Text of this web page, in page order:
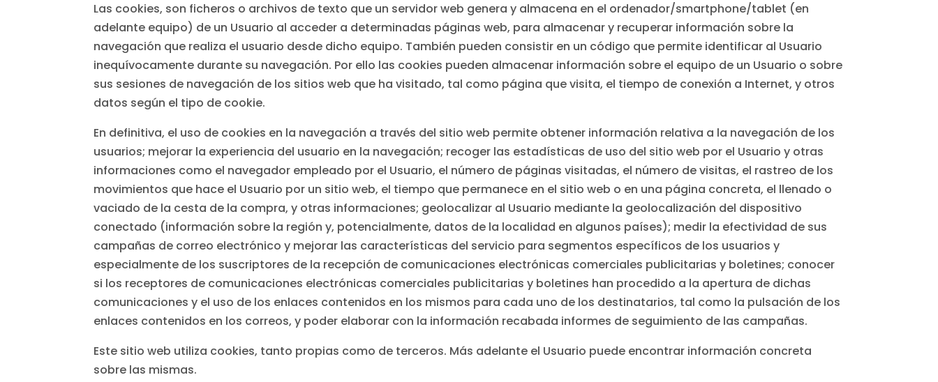
Las cookies, son ficheros o archivos de texto que un servidor web genera y almacena en el ordenador/smartphone/tablet (en
adelante equipo) de un Usuario al acceder a determinadas páginas web, para almacenar y recuperar información sobre la
navegación que realiza el usuario desde dicho equipo. También pueden consistir en un código que permite identificar al Usuario
inequívocamente durante su navegación. Por ello las cookies pueden almacenar información sobre el equipo de un Usuario o sobre
sus sesiones de navegación de los sitios web que ha visitado, tal como página que visita, el tiempo de conexión a Internet, y otros
datos según el tipo de cookie.
En definitiva, el uso de cookies en la navegación a través del sitio web permite obtener información relativa a la navegación de los
usuarios; mejorar la experiencia del usuario en la navegación; recoger las estadísticas de uso del sitio web por el Usuario y otras
informaciones como el navegador empleado por el Usuario, el número de páginas visitadas, el número de visitas, el rastreo de los
movimientos que hace el Usuario por un sitio web, el tiempo que permanece en el sitio web o en una página concreta, el llenado o
vaciado de la cesta de la compra, y otras informaciones; geolocalizar al Usuario mediante la geolocalización del dispositivo
conectado (información sobre la región y, potencialmente, datos de la localidad en algunos países); medir la efectividad de sus
campañas de correo electrónico y mejorar las características del servicio para segmentos específicos de los usuarios y
especialmente de los suscriptores de la recepción de comunicaciones electrónicas comerciales publicitarias y boletines; conocer
si los receptores de comunicaciones electrónicas comerciales publicitarias y boletines han procedido a la apertura de dichas
comunicaciones y el uso de los enlaces contenidos en los mismos para cada uno de los destinatarios, tal como la pulsación de los
enlaces contenidos en los correos, y poder elaborar con la información recabada informes de seguimiento de las campañas.
Este sitio web utiliza cookies, tanto propias como de terceros. Más adelante el Usuario puede encontrar información concreta
sobre las mismas.